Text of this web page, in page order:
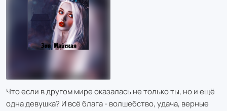
Что если в другом мире оказалась не только ты, но и ещё
одна девушка? И всё блага - волшебство, удача, верные